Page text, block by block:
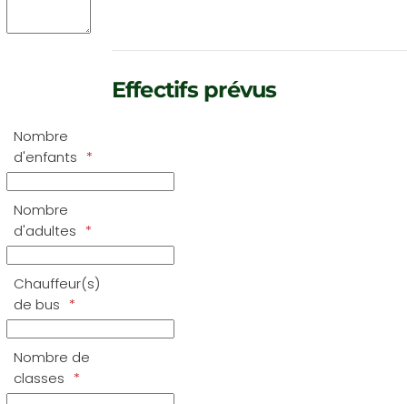
Effectifs prévus
Nombre
d'enfants
Nombre
d'adultes
Chauffeur(s)
de bus
Nombre de
classes